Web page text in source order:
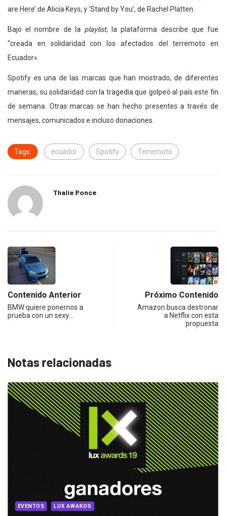
are Here’ de Alicia Keys, y ‘Stand by You’, de Rachel Platten.
Bajo el nombre de la playlist, la plataforma describe que fue
“creada en solidaridad con los afectados del terremoto en
Ecuador».
Spotify es una de las marcas que han mostrado, de diferentes
maneras, su solidaridad con la tragedia que golpeó al país este fin
de semana. Otras marcas se han hecho presentes a través de
mensajes, comunicados e incluso donaciones.
Tags: ecuador Spotify Terremoto
Thalie Ponce
Contenido Anterior
BMW quiere ponernos a
prueba con un sexy…
Próximo Contenido
Amazon busca destronar
a Netflix con esta
propuesta
Notas relacionadas
PUBLICIDAD PUBLICIDAD LOCAL
Tuenti conquista, una vez más, a los...
2019/02/21